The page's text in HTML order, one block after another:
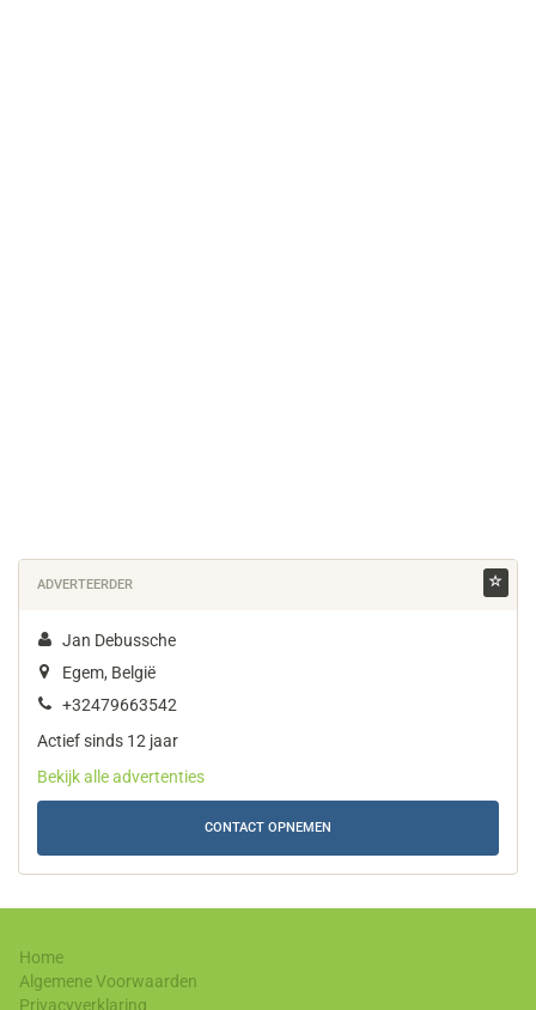
ADVERTEERDER
Jan Debussche
Egem, België
+32479663542
Actief sinds 12 jaar
Bekijk alle advertenties
CONTACT OPNEMEN
Home
Algemene Voorwaarden
Privacyverklaring